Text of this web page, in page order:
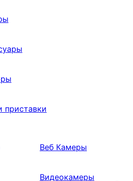
приставки
Веб Камеры
Видеокамеры